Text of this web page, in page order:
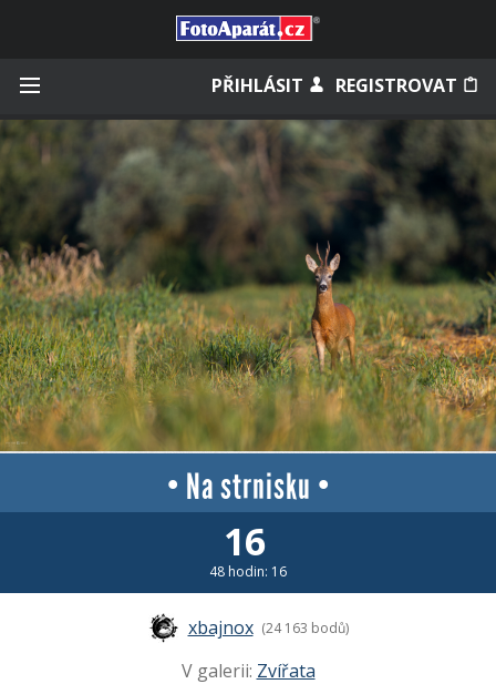
PŘIHLÁSIT REGISTROVAT
Zapamatovat
Zapomněli jste heslo?
Měli jste účet na starém webu?
• Na strnisku •
16
48 hodin: 16
xbajnox (24 163 bodů)
V galerii: Zvířata